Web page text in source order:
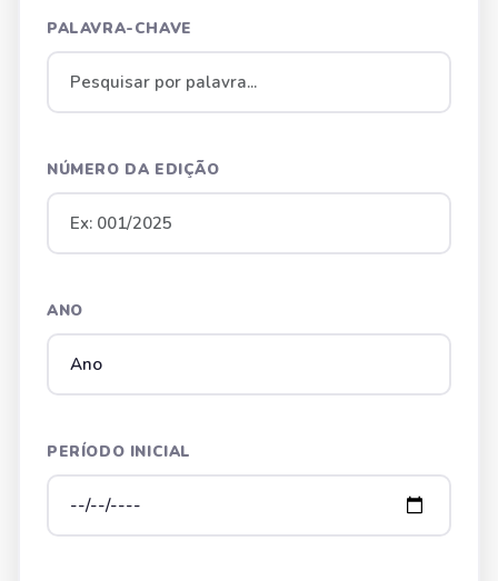
PALAVRA-CHAVE
NÚMERO DA EDIÇÃO
ANO
PERÍODO INICIAL